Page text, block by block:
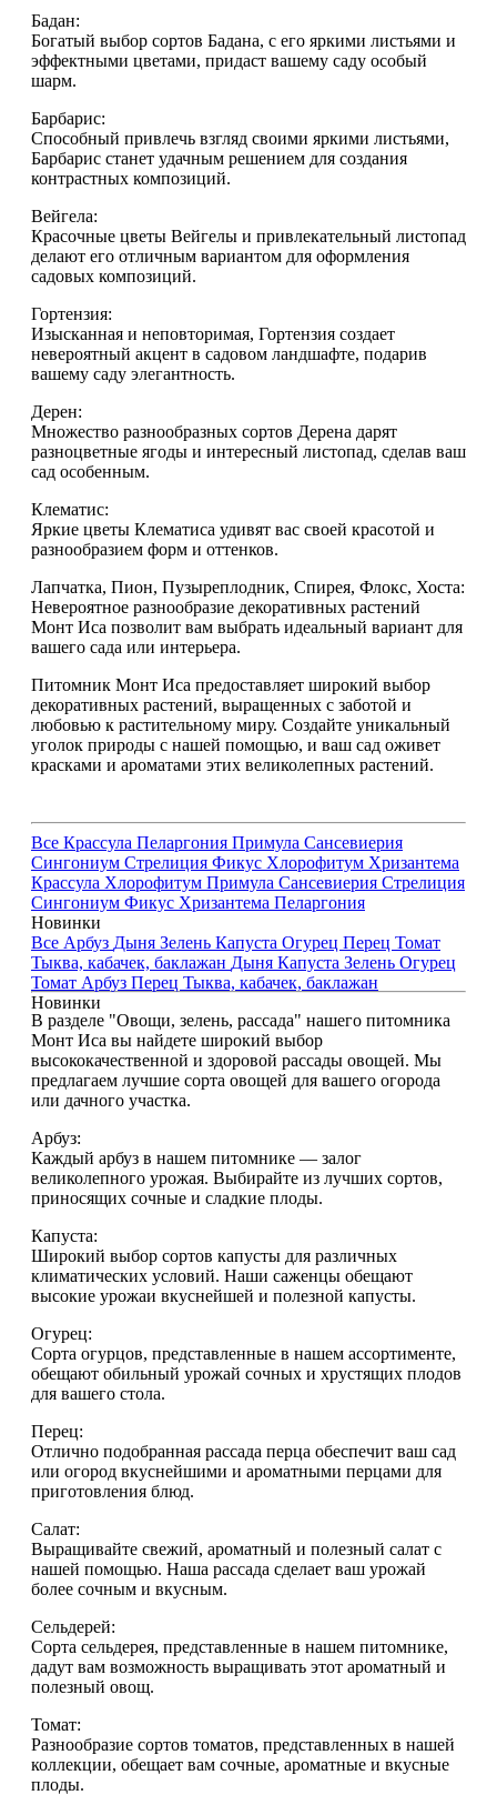
Бадан:
Богатый выбор сортов Бадана, с его яркими листьями и
эффектными цветами, придаст вашему саду особый
шарм.
Барбарис:
Способный привлечь взгляд своими яркими листьями,
Барбарис станет удачным решением для создания
контрастных композиций.
Вейгела:
Красочные цветы Вейгелы и привлекательный листопад
делают его отличным вариантом для оформления
садовых композиций.
Гортензия:
Изысканная и неповторимая, Гортензия создает
невероятный акцент в садовом ландшафте, подарив
вашему саду элегантность.
Дерен:
Множество разнообразных сортов Дерена дарят
разноцветные ягоды и интересный листопад, сделав ваш
сад особенным.
Клематис:
Яркие цветы Клематиса удивят вас своей красотой и
разнообразием форм и оттенков.
Лапчатка, Пион, Пузыреплодник, Спирея, Флокс, Хоста:
Невероятное разнообразие декоративных растений
Монт Иса позволит вам выбрать идеальный вариант для
вашего сада или интерьера.
Питомник Монт Иса предоставляет широкий выбор
декоративных растений, выращенных с заботой и
любовью к растительному миру. Создайте уникальный
уголок природы с нашей помощью, и ваш сад оживет
красками и ароматами этих великолепных растений.
Все Крассула Пеларгония Примула Сансевиерия
Сингониум Стрелиция Фикус Хлорофитум Хризантема
Крассула Хлорофитум Примула Сансевиерия Стрелиция
Сингониум Фикус Хризантема Пеларгония
Новинки
Все Арбуз Дыня Зелень Капуста Огурец Перец Томат
Тыква, кабачек, баклажан Дыня Капуста Зелень Огурец
Томат Арбуз Перец Тыква, кабачек, баклажан
Новинки
В разделе "Овощи, зелень, рассада" нашего питомника
Монт Иса вы найдете широкий выбор
высококачественной и здоровой рассады овощей. Мы
предлагаем лучшие сорта овощей для вашего огорода
или дачного участка.
Арбуз:
Каждый арбуз в нашем питомнике — залог
великолепного урожая. Выбирайте из лучших сортов,
приносящих сочные и сладкие плоды.
Капуста:
Широкий выбор сортов капусты для различных
климатических условий. Наши саженцы обещают
высокие урожаи вкуснейшей и полезной капусты.
Огурец:
Сорта огурцов, представленные в нашем ассортименте,
обещают обильный урожай сочных и хрустящих плодов
для вашего стола.
Перец:
Отлично подобранная рассада перца обеспечит ваш сад
или огород вкуснейшими и ароматными перцами для
приготовления блюд.
Салат:
Выращивайте свежий, ароматный и полезный салат с
нашей помощью. Наша рассада сделает ваш урожай
более сочным и вкусным.
Сельдерей:
Сорта сельдерея, представленные в нашем питомнике,
дадут вам возможность выращивать этот ароматный и
полезный овощ.
Томат:
Разнообразие сортов томатов, представленных в нашей
коллекции, обещает вам сочные, ароматные и вкусные
плоды.